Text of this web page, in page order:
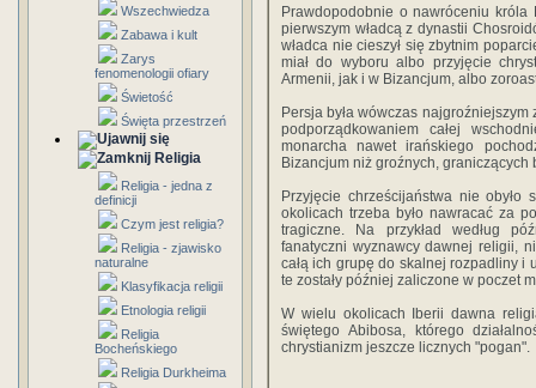
Wszechwiedza
Zabawa i kult
Zarys
fenomenologii ofiary
Świetość
Święta przestrzeń
Religia
Religia - jedna z
definicji
Czym jest religia?
Religia - zjawisko
naturalne
Klasyfikacja religii
Etnologia religii
Religia
Bocheńskiego
Religia Durkheima
Prawdopodobnie o nawróceniu króla
pierwszym władcą z dynastii
władca nie cieszył się zbytnim
miał do wyboru albo przyjęcie
Armenii, jak i w Bizancjum, albo
Persja była wówczas
podporządkowaniem całej
monarcha nawet irańskiego
Bizancjum niż groźnych,
Przyjęcie chrześcijaństwa nie
okolicach trzeba było nawracać za
tragiczne. Na przykład według
fanatyczni wyznawcy dawnej religii,
całą ich grupę do skalnej rozpadliny i
te zostały później zaliczone w poczet
W wielu okolicach Iberii dawna
świętego Abibosa, którego
chrystianizm jeszcze licznych "pogan".